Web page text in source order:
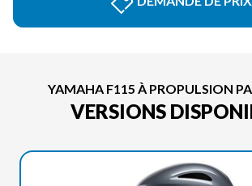
YAMAHA F115 À PROPULSION
VERSIONS